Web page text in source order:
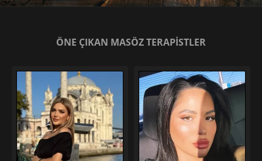
ÖNE ÇIKAN MASÖZ TERAPİSTLER